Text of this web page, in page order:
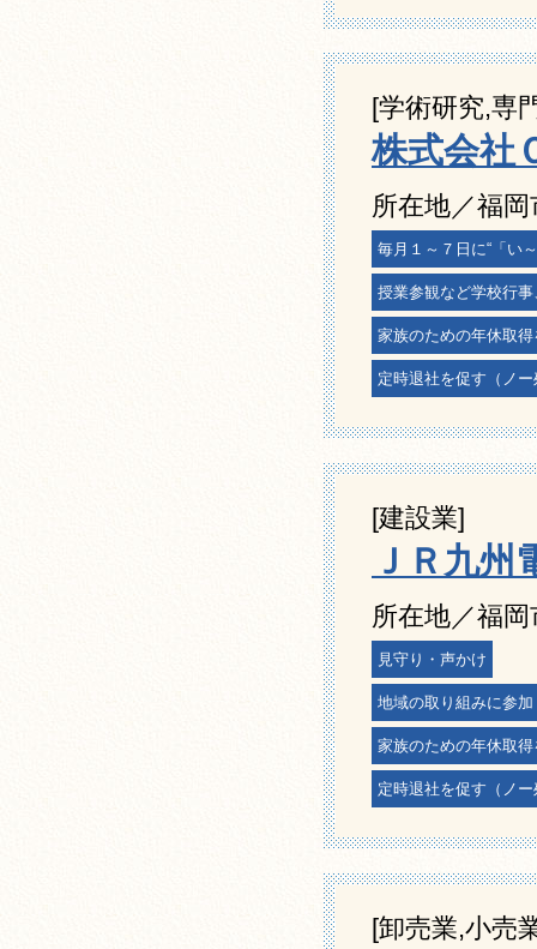
[学術研究,専
株式会社
所在地／福
毎月１～７日に“「い
授業参観など学校行
家族のための年休取得
定時退社を促す（ノ
[建設業]
ＪＲ九州
所在地／福
見守り・声かけ
地域の取り組みに参加
家族のための年休取得
定時退社を促す（ノ
[卸売業,小売